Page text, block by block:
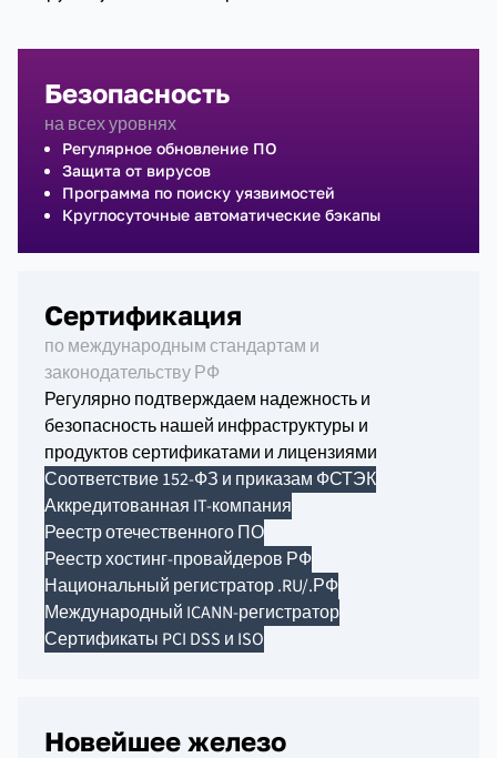
Безопасность
на всех уровнях
Регулярное обновление ПО
Защита от вирусов
Программа по поиску уязвимостей
Круглосуточные автоматические бэкапы
Сертификация
по международным стандартам и
законодательству РФ
Регулярно подтверждаем надежность и
безопасность нашей инфраструктуры и
продуктов сертификатами и лицензиями
Соответствие 152-ФЗ и приказам ФСТЭК
Аккредитованная IT-компания
Реестр отечественного ПО
Реестр хостинг-провайдеров РФ
Национальный регистратор .RU/.РФ
Международный ICANN-регистратор
Сертификаты PCI DSS и ISO
Новейшее железо